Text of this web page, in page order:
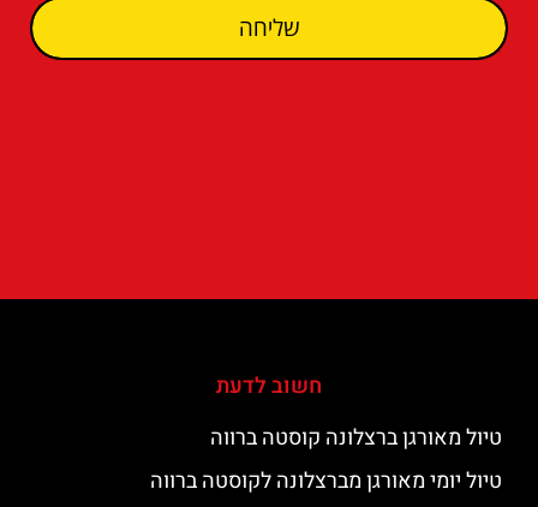
שליחה
חשוב לדעת
טיול מאורגן ברצלונה קוסטה ברווה
טיול יומי מאורגן מברצלונה לקוסטה ברווה